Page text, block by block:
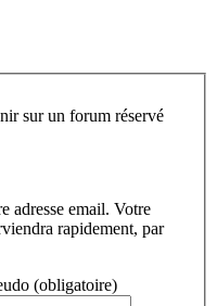
un forum réservé
adresse email. Votre
rapidement, par
Votre nom ou votre pseudo (obligatoire)